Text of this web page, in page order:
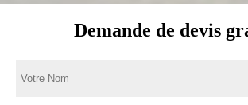
Demande de devis